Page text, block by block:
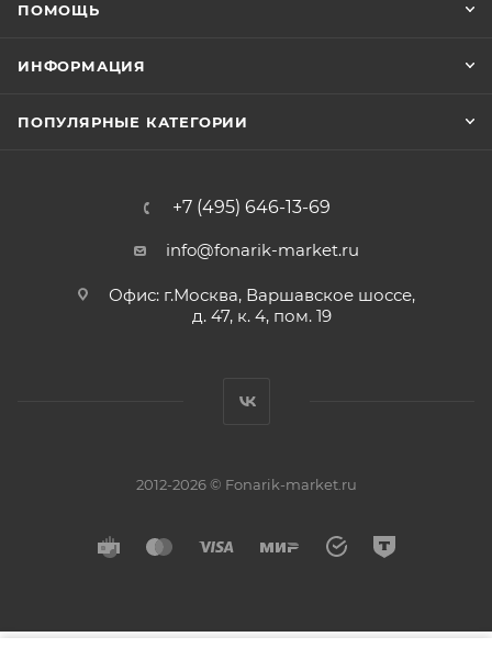
ПОМОЩЬ
ИНФОРМАЦИЯ
ПОПУЛЯРНЫЕ КАТЕГОРИИ
+7 (495) 646-13-69
info@fonarik-market.ru
Офис: г.Москва, Варшавское шоссе,
д. 47, к. 4, пом. 19
2012-2026 © Fonarik-market.ru